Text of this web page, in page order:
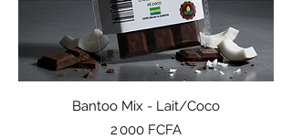
Bantoo Mix - Lait/Coco
Prix
2 000 FCFA